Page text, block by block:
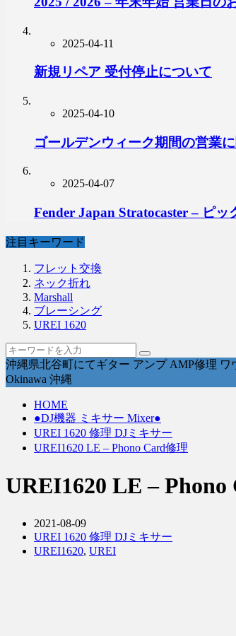
2025-04-11
新規リペア 受付停止について
2025-04-10
ゴールデンウィーク期間の営業
2025-04-07
Fender Japan Stratocaster – ピ
注目キーワード
フレット交換
ネック折れ
Marshall
ブレーシング
UREI 1620
沖縄県北谷町にてギター アンプ AMP修理
Okinawa 沖縄
HOME
●DJ機器 ミキサー Mixer●
UREI 1620 修理 DJミキサー
UREI1620 LE – Phono Card修理
UREI1620 LE – Phono
2021-08-09
UREI 1620 修理 DJミキサー
UREI1620, UREI